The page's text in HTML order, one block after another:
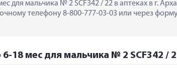
для мальчика № 2 SCF342 / 22 в аптеках в г.
телефону 8-800-777-03-03 или через
18 мес для мальчика № 2 SCF342 /